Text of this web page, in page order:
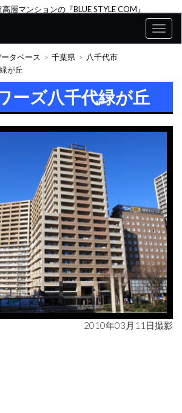
層マンションの『BLUE STYLE COM』
タベース 千葉県
八千代市
が丘
ーズ八千代緑が丘
2010年03月11日撮影